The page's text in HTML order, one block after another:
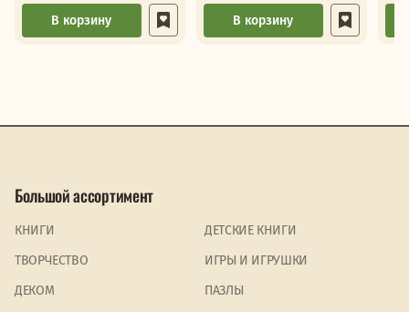
В корзину В корзину
Большой ассортимент
КНИГИ
ДЕТСКИЕ КНИГИ
ТВОРЧЕСТВО
ИГРЫ И ИГРУШКИ
ДЕКОМ
ПАЗЛЫ